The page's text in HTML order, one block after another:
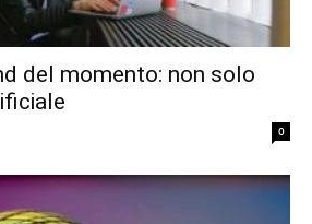
del momento: non solo
0